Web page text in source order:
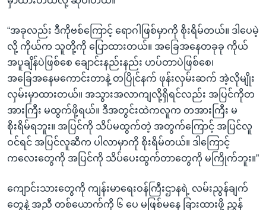
“အခုလည်း ဒီကိုဗစ်ကြောင့် ရောဂါဖြစ်မှာကို စိုးရိမ်တယ်။ ဒါပေမဲ့
လို့ ကိုယ်က သူတို့ကို ပြောထားတယ်။ အခြေအနေတခုခု ကိုယ်
အပူချိန်ပဲဖြစ်စေ ချောင်းနည်းနည်း ဟပ်တာပဲဖြစ်စေ၊
အခြေအနေမကောင်းတာနဲ့ တပြိုင်နက် ဖုန်းလှမ်းဆက် အဲ့လိုမျိုး
လှမ်းမှာထားတယ်။ အသွားအလာကျလို့ရှိရင်လည်း အပြင်ကိုတ
အားကြီး မထွက်ဖို့ရယ်။ ဒီအတွင်းထဲကလူက တအားကြီး မ
စိုးရိမ်ရဘူး။ အပြင်ကို သိပ်မထွက်တဲ့ အတွက်ကြောင့် အပြင်လူ
ဝင်ရင် အပြင်လူဆီက ပါလာမှာကို စိုးရိမ်တယ်။ ဒါကြောင့်
ကလေးတွေကို အပြင်ကို သိပ်ပေးထွက်တာတွေကို မကြိုက်ဘူး။”
ကျောင်းသားတွေကို ကျန်းမာရေးဝန်ကြီးဌာနရဲ့ လမ်းညွန်ချက်
တွေနဲ့ အညီ တစ်ယောက်ကို ၆ ပေ မဖြစ်မနေ ခြားထားဖို့ ညွှန်